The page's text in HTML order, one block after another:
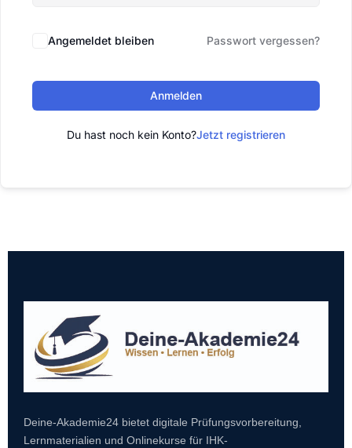
Angemeldet bleiben Passwort vergessen?
Anmelden
Du hast noch kein Konto?Jetzt registrieren
Deine-Akademie24 bietet digitale Prüfungsvorbereitung,
Lernmaterialien und Onlinekurse für IHK-